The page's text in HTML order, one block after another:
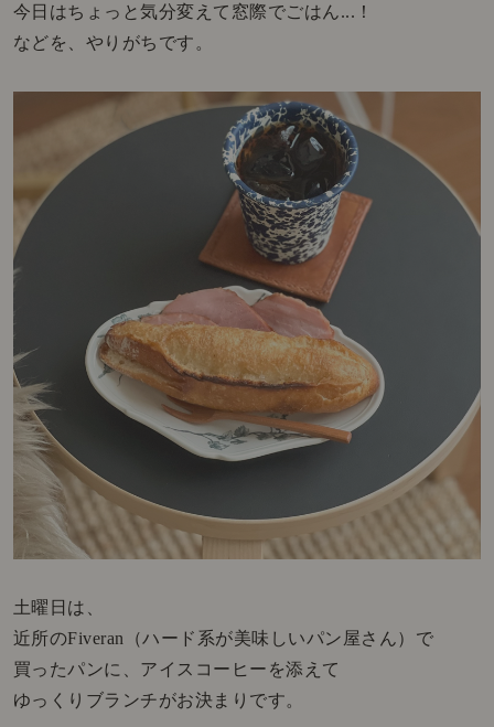
今日はちょっと気分変えて窓際でごはん...！
などを、やりがちです。
土曜日は、
近所のFiveran（ハード系が美味しいパン屋さん）で
買ったパンに、アイスコーヒーを添えて
ゆっくりブランチがお決まりです。